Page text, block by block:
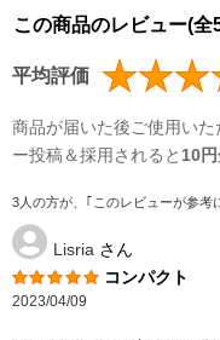
この商品のレビュー(全
平均評価
商品が届いた後ご使用いた
ー投稿＆採用されると 10
3人の方が、｢このレビューが参考
Lisria さん
コンパクト
2023/04/09